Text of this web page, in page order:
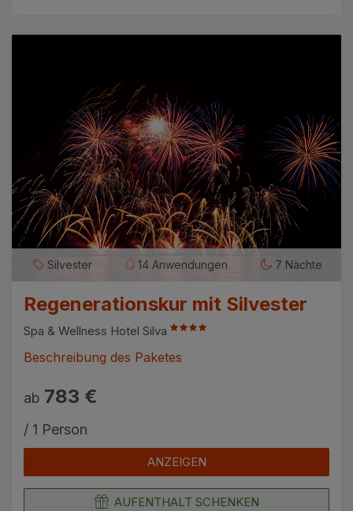
Silvester 14 Anwendungen 7 Nächte
Regenerationskur mit Silvester
Spa & Wellness Hotel Silva
Beschreibung des Paketes
ab 783 €
/ 1 Person
ANZEIGEN
AUFENTHALT SCHENKEN